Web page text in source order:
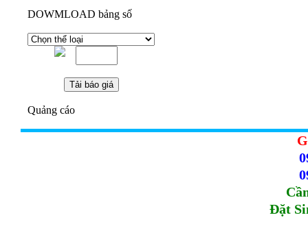
DOWMLOAD bảng số
Quảng cáo
Đặt